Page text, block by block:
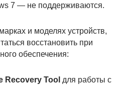
7 — не поддерживаются.
и моделях устройств,
восстановить при
обеспечения:
Recovery Tool для работы с